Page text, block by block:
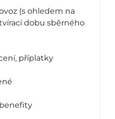
(s ohledem na
dobu sběrného
příplatky